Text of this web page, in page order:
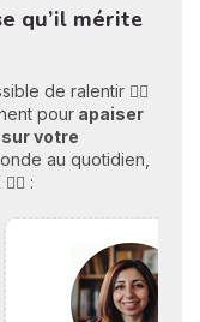
qu’il mérite
de ralentir 😵‍💫
pour apaiser
votre
au quotidien,
: